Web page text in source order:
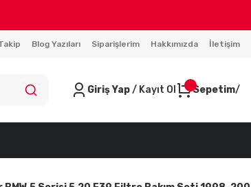
Blog Yazıları Siparişlerim Hakkımızda İletişim
Giriş Yap/ Kayıt Ol Sepetim